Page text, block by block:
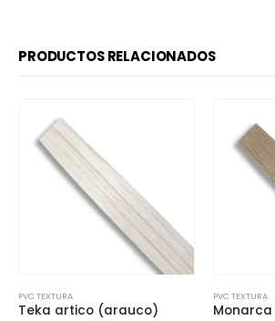
PRODUCTOS RELACIONADOS
Monarca (arauco)